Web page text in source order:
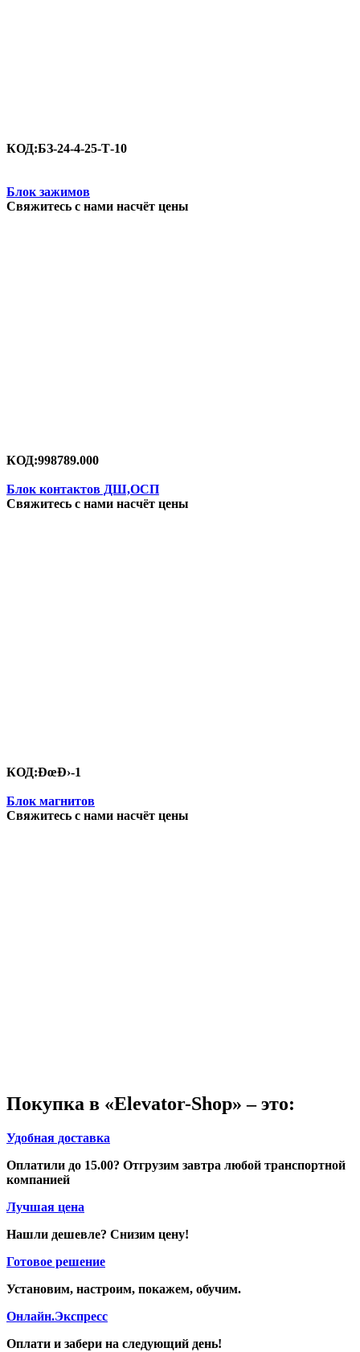
КОД:БЗ-24-4-25-Т-10
Блок зажимов
Свяжитесь с нами насчёт цены
КОД:998789.000
Блок контактов ДШ,ОСП
Свяжитесь с нами насчёт цены
КОД:ÐœÐ›-1
Блок магнитов
Свяжитесь с нами насчёт цены
Покупка в «Elevator-Shop» – это:
Удобная доставка
Оплатили до 15.00? Отгрузим завтра любой транспортной
компанией
Лучшая цена
Нашли дешевле? Снизим цену!
Готовое решение
Установим, настроим, покажем, обучим.
Онлайн.Экспресс
Оплати и забери на следующий день!